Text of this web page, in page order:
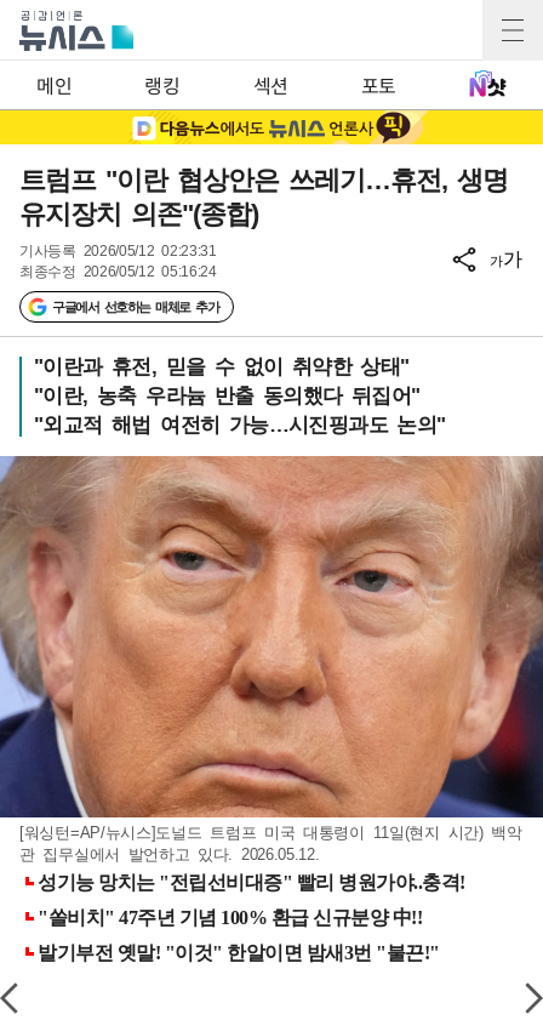
메인 랭킹 섹션 포토
트럼프 "이란 협상안은 쓰레기…휴전, 생명
유지장치 의존"(종합)
기사등록 2026/05/12 02:23:31
최종수정 2026/05/12 05:16:24
구글에서 선호하는 매체로 추가
가가
"이란과 휴전, 믿을 수 없이 취약한 상태"
"이란, 농축 우라늄 반출 동의했다 뒤집어"
"외교적 해법 여전히 가능…시진핑과도 논의"
[워싱턴=AP/뉴시스]도널드 트럼프 미국 대통령이 11일(현지 시간) 백악
관 집무실에서 발언하고 있다. 2026.05.12.